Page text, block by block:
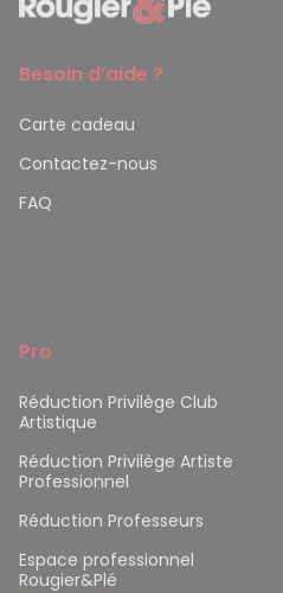
Besoin d’aide ?
Carte cadeau
Contactez-nous
FAQ
Pro
Réduction Privilège Club
Artistique
Réduction Privilège Artiste
Professionnel
Réduction Professeurs
Espace professionnel
Rougier&Plé